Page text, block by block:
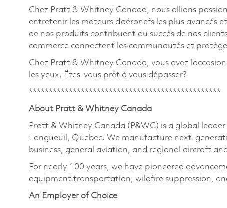
Chez Pratt & Whitney Canada, nous allions
entretenir les moteurs d’aéronefs les plus
de nos produits contribuent au succès de nos
commerce connectent les communautés et
Chez Pratt & Whitney Canada, vous avez
les yeux. Êtes-vous prêt à vous dépasser?
************************************************
About Pratt & Whitney Canada
Pratt & Whitney Canada (P&WC) is a global
Longueuil, Quebec. We manufacture next-
business, general aviation, and regional aircraft
For nearly 100 years, we have pioneered
equipment transportation, wildfire suppression,
An Employer of Choice